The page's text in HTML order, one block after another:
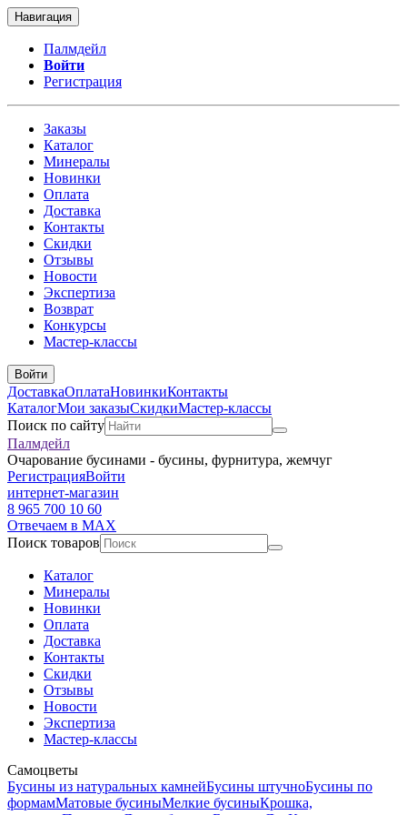
Навигация
Палмдейл
Войти
Регистрация
Заказы
Каталог
Минералы
Новинки
Оплата
Доставка
Контакты
Скидки
Отзывы
Новости
Экспертиза
Возврат
Конкурсы
Мастер-классы
Войти
ДоставкаОплатаНовинкиКонтакты
КаталогМои заказыСкидкиМастер-классы
Поиск по сайту
Палмдейл
Очарование бусинами - бусины, фурнитура, жемчуг
РегистрацияВойти
интернет-магазин
8 965 700 10 60
Отвечаем в MAX
Поиск товаров
Каталог
Минералы
Новинки
Оплата
Доставка
Контакты
Скидки
Отзывы
Новости
Экспертиза
Мастер-классы
Самоцветы
Бусины из натуральных камнейБусины штучноБусины по
формамМатовые бусиныМелкие бусиныКрошка,